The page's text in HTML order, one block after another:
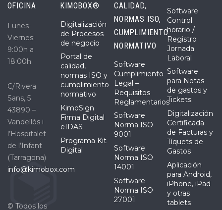
OFICINA
Lunes-
Viernes:
9:00h a
18:00h
C/Rivera
Sans, 5
43890 –
Vandellòs i
l’Hospitalet
de l’Infant
(Tarragona)
info@kimobox.com
© Todos los
KIMOBOX®
Digitalización
de Procesos
de negocio
Portal de
calidad,
normas ISO y
cumplimiento
normativo
KimoSign
Firma Digital
eIDAS
Programa Kit
Digital
CALIDAD,
NORMAS ISO,
CUMPLIMIENTO
NORMATIVO
Software
Cumplimiento
Legal –
Requisitos
Reglamentarios
Software
Norma ISO
9001
Software
Norma ISO
14001
Software
Norma ISO
27001
Software
Control
horario /
Registro
Jornada
Laboral
Software
para Notas
de gastos y
Tickets
Digitalización
Certificada
de Facturas y
Tíquets de
Gastos
Aplicación
para Android,
iPhone, iPad
y otras
tablets